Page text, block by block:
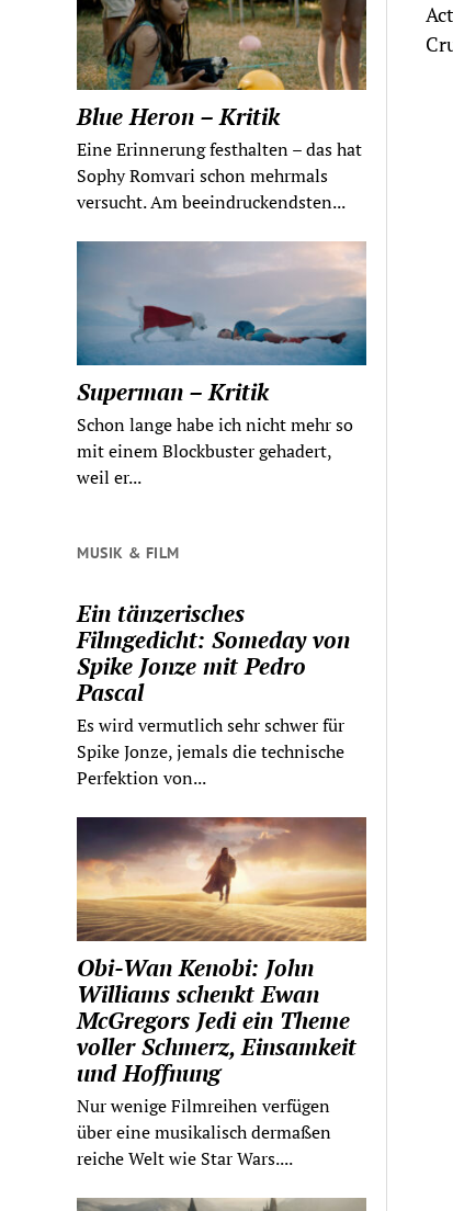
Blue Heron – Kritik
Eine Erinnerung festhalten – das hat
Sophy Romvari schon mehrmals
versucht. Am beeindruckendsten...
Superman – Kritik
Schon lange habe ich nicht mehr so
mit einem Blockbuster gehadert,
weil er...
MUSIK & FILM
Ein tänzerisches
Filmgedicht: Someday von
Spike Jonze mit Pedro
Pascal
Es wird vermutlich sehr schwer für
Spike Jonze, jemals die technische
Perfektion von...
Obi-Wan Kenobi: John
Williams schenkt Ewan
McGregors Jedi ein Theme
voller Schmerz, Einsamkeit
und Hoffnung
Nur wenige Filmreihen verfügen
über eine musikalisch dermaßen
reiche Welt wie Star Wars....